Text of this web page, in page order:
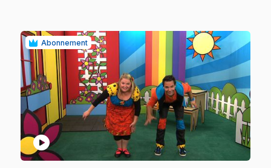
Abonnement
play_circle